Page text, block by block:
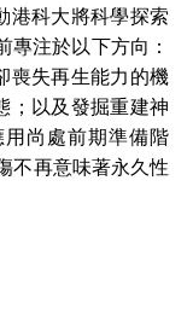
港科大將科學探索
注於以下方向：
喪失再生能力的機
；以及發掘重建神
尚處前期準備階
不再意味著永久性